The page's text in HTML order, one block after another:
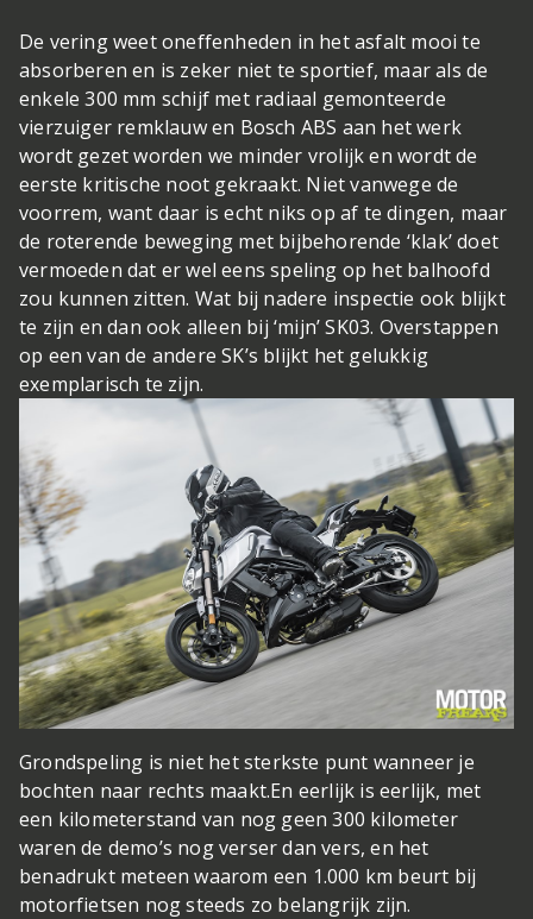
De vering weet oneffenheden in het asfalt mooi te
absorberen en is zeker niet te sportief, maar als de
enkele 300 mm schijf met radiaal gemonteerde
vierzuiger remklauw en Bosch ABS aan het werk
wordt gezet worden we minder vrolijk en wordt de
eerste kritische noot gekraakt. Niet vanwege de
voorrem, want daar is echt niks op af te dingen, maar
de roterende beweging met bijbehorende ‘klak’ doet
vermoeden dat er wel eens speling op het balhoofd
zou kunnen zitten. Wat bij nadere inspectie ook blijkt
te zijn en dan ook alleen bij ‘mijn’ SK03. Overstappen
op een van de andere SK’s blijkt het gelukkig
exemplarisch te zijn.
Grondspeling is niet het sterkste punt wanneer je
bochten naar rechts maakt.En eerlijk is eerlijk, met
een kilometerstand van nog geen 300 kilometer
waren de demo’s nog verser dan vers, en het
benadrukt meteen waarom een 1.000 km beurt bij
motorfietsen nog steeds zo belangrijk zijn.